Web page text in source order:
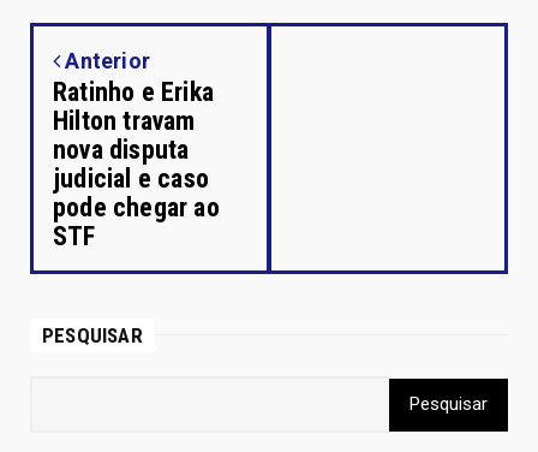
Anterior
Ratinho e Erika
Hilton travam
nova disputa
judicial e caso
pode chegar ao
STF
PESQUISAR